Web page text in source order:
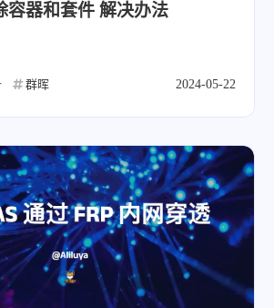
容器和套件 解决办法
群晖 2024-05-22